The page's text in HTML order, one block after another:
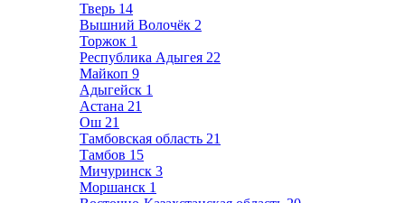
Тверь 14
Вышний Волочёк 2
Торжок 1
Республика Адыгея 22
Майкоп 9
Адыгейск 1
Астана 21
Ош 21
Тамбовская область 21
Тамбов 15
Мичуринск 3
Моршанск 1